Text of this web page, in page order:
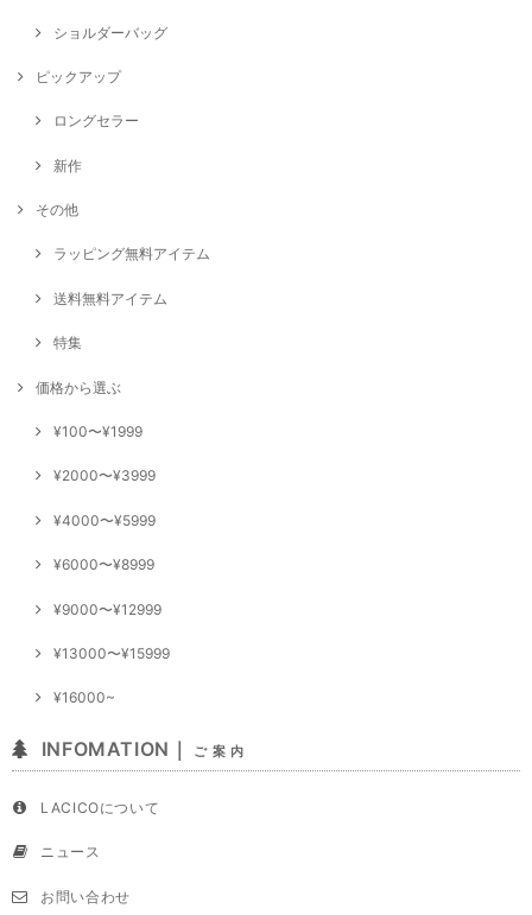
ショルダーバッグ
ピックアップ
ロングセラー
新作
その他
ラッピング無料アイテム
送料無料アイテム
特集
価格から選ぶ
¥100〜¥1999
¥2000〜¥3999
¥4000〜¥5999
¥6000〜¥8999
¥9000〜¥12999
¥13000〜¥15999
¥16000~
INFOMATION｜ ご 案 内
LACICOについて
ニュース
お問い合わせ